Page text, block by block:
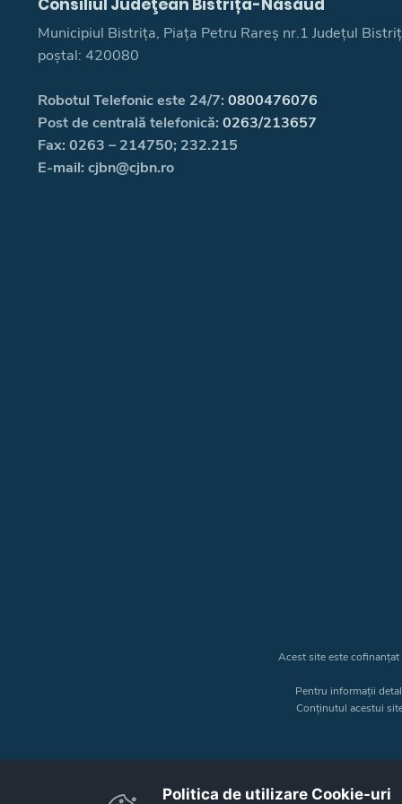
Municipiul Bistrița, Piața Petru Rareș nr.1 Județul
poștal: 420080
Robotul Telefonic este 24/7: 0800476076
Post de centrală telefonică: 0263/213657
Fax: 0263 – 214750; 232.215
E-mail: cjbn@cjbn.ro
Acest site este
Pentru informații
Conținutul acestui
Politica de utilizare Cookie-uri‎